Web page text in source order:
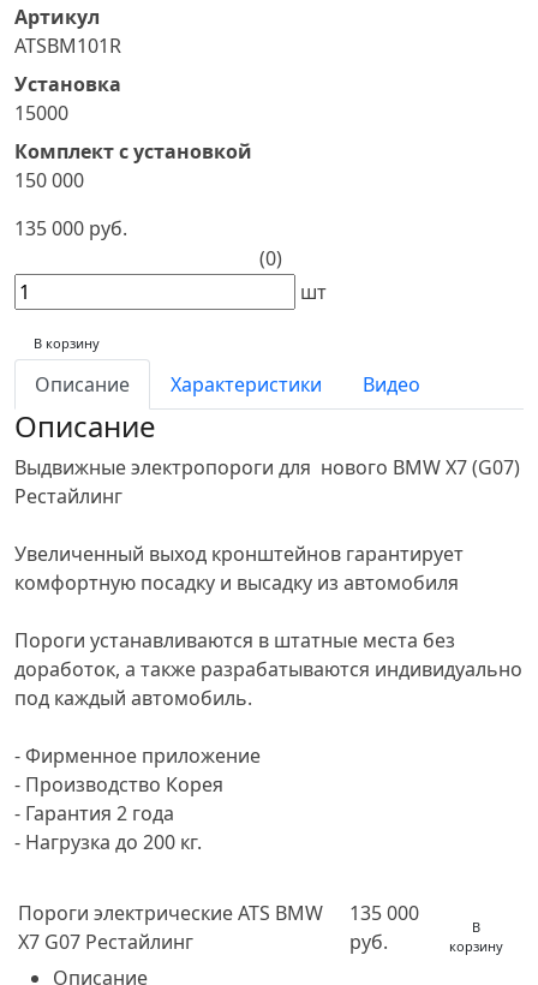
Артикул
ATSBM101R
Установка
15000
Комплект с установкой
150 000
135 000 руб.
(0)
шт
В корзину
Описание Характеристики Видео
Описание
Выдвижные электропороги для нового BMW X7 (G07)
Рестайлинг
Увеличенный выход кронштейнов гарантирует
комфортную посадку и высадку из автомобиля
Пороги устанавливаются в штатные места без
доработок, а также разрабатываются индивидуально
под каждый автомобиль.
- Фирменное приложение
- Производство Корея
- Гарантия 2 года
- Нагрузка до 200 кг.
Пороги электрические ATS BMW
X7 G07 Рестайлинг
135 000
руб.
В
корзину
Описание